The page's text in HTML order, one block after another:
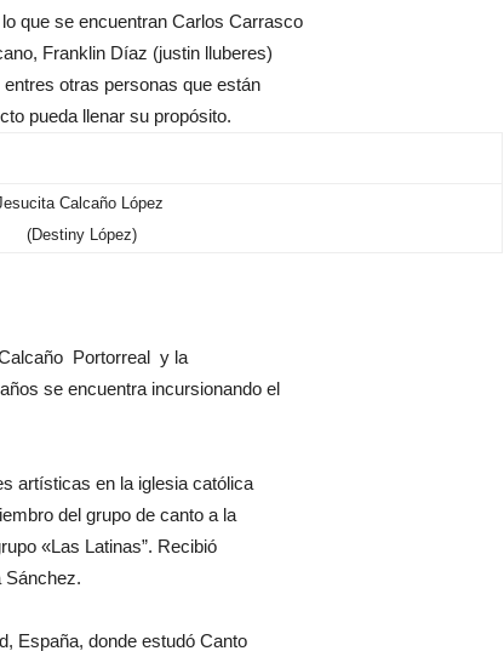
que se encuentran Carlos Carrasco
Franklin Díaz (justin lluberes)
otras personas que están
pueda llenar su propósito.
Calcaño López
(Destiny López)
Portorreal y la
se encuentra incursionando el
artísticas en la iglesia católica
del grupo de canto a la
«Las Latinas”. Recibió
Sánchez.
España, donde estudó Canto